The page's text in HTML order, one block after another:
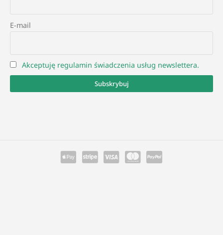
E-mail
Akceptuję regulamin świadczenia usług newslettera.